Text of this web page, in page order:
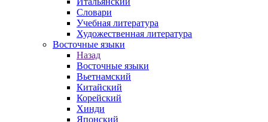
Словари
Учебная литература
Художественная литература
Восточные языки
Назад
Восточные языки
Вьетнамский
Китайский
Корейский
Хинди
Японский